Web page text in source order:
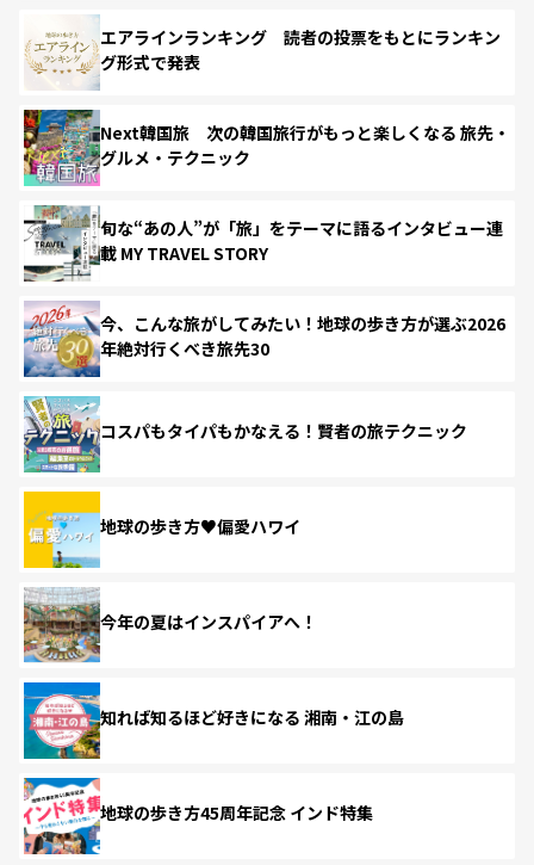
エアラインランキング 読者の投票をもとにランキン
グ形式で発表
Next韓国旅 次の韓国旅行がもっと楽しくなる 旅先・
グルメ・テクニック
旬な“あの人”が「旅」をテーマに語るインタビュー連
載 MY TRAVEL STORY
今、こんな旅がしてみたい！地球の歩き方が選ぶ2026
年絶対行くべき旅先30
コスパもタイパもかなえる！賢者の旅テクニック
地球の歩き方♥偏愛ハワイ
今年の夏はインスパイアへ！
知れば知るほど好きになる 湘南・江の島
地球の歩き方45周年記念 インド特集